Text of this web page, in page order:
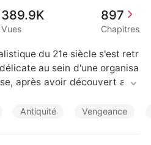
389.9K
Vues
897
Chapitres
du 21e siècle s'est retr
au sein d'une organisa
après avoir découvert acci
a décidé de remonter dan
Antiquité Vengeance